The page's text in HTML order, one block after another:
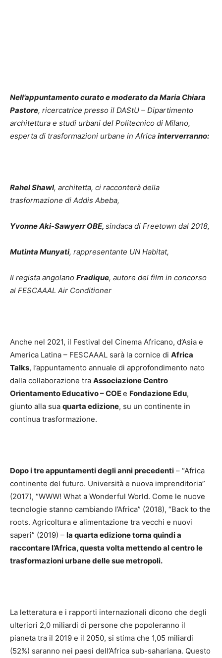
Nell’appuntamento curato e moderato da Maria Chiara
Pastore, ricercatrice presso il DAStU – Dipartimento
architettura e studi urbani del Politecnico di Milano,
esperta di trasformazioni urbane in Africa interverranno:
Rahel Shawl, architetta, ci racconterà della
trasformazione di Addis Abeba,
Yvonne Aki-Sawyerr OBE, sindaca di Freetown dal 2018,
Mutinta Munyati, rappresentante UN Habitat,
Il regista angolano Fradique, autore del film in concorso
al FESCAAAL Air Conditioner
Anche nel 2021, il Festival del Cinema Africano, d’Asia e
America Latina – FESCAAAL sarà la cornice di Africa
Talks, l’appuntamento annuale di approfondimento nato
dalla collaborazione tra Associazione Centro
Orientamento Educativo – COEe Fondazione Edu,
giunto alla sua quarta edizione, su un continente in
continua trasformazione.
Dopo i tre appuntamenti degli anni precedenti – “Africa
continente del futuro. Università e nuova imprenditoria”
(2017), “WWW! What a Wonderful World. Come le nuove
tecnologie stanno cambiando l’Africa” (2018), “Back to the
roots. Agricoltura e alimentazione tra vecchi e nuovi
saperi” (2019) – la quarta edizione torna quindi a
raccontare l’Africa, questa volta mettendo al centro le
trasformazioni urbane delle sue metropoli.
La letteratura e i rapporti internazionali dicono che degli
ulteriori 2,0 miliardi di persone che popoleranno il
pianeta tra il 2019 e il 2050, si stima che 1,05 miliardi
(52%) saranno nei paesi dell’Africa sub-sahariana. Questo